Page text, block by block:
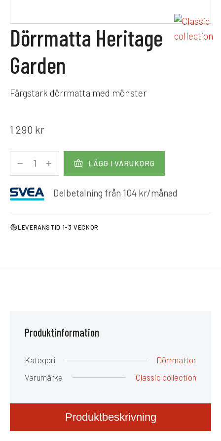
Dörrmatta Heritage
Garden
Färgstark dörrmatta med mönster
1 290 kr
LÄGG I VARUKORG
Delbetalning från 104 kr/månad
LEVERANSTID 1-3 VECKOR
Produktbeskrivning
Produktinformation
Kategori
Dörrmattor
Varumärke
Classic collection